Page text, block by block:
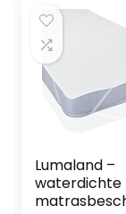
Lumaland –
waterdichte